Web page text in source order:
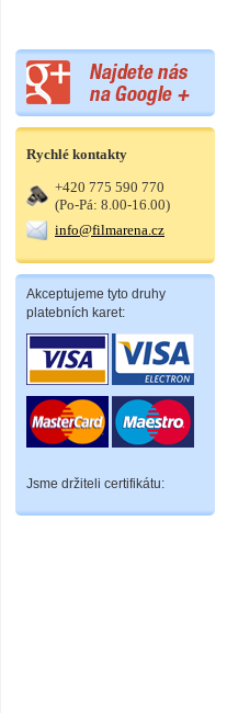
Rychlé kontakty
+420 775 590 770
(Po-Pá: 8.00-16.00)
info@filmarena.cz
Akceptujeme tyto druhy
platebních karet:
Jsme držiteli certifikátu: